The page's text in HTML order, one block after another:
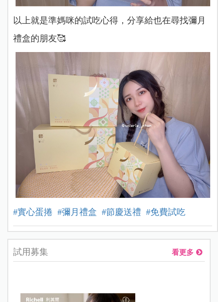
以上就是準媽咪的試吃心得，分享給也在尋找彌月
禮盒的朋友🥰
#實心蛋捲 #彌月禮盒 #節慶送禮 #免費試吃
試用募集 看更多